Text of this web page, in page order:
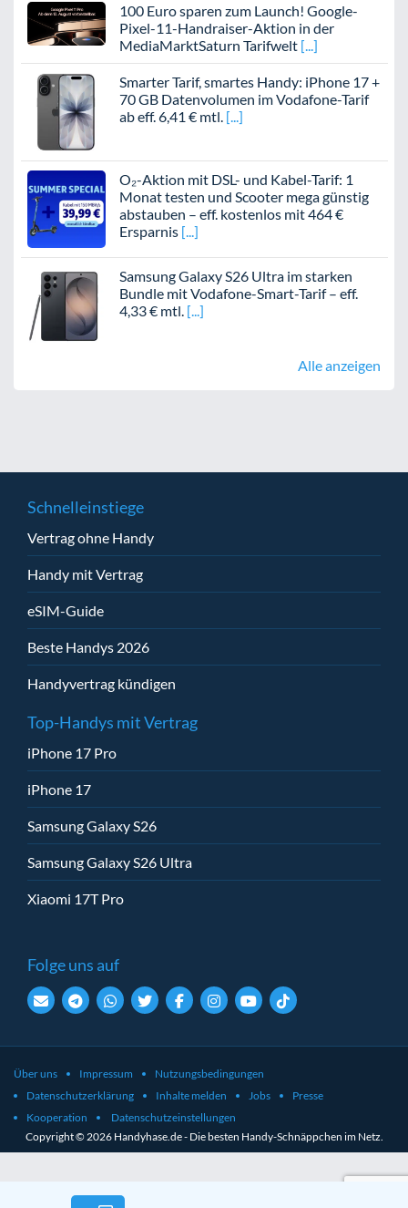
100 Euro sparen zum Launch! Google-
Pixel-11-Handraiser-Aktion in der
MediaMarktSaturn Tarifwelt
Smarter Tarif, smartes Handy: iPhone 17 +
70 GB Datenvolumen im Vodafone-Tarif
ab eff. 6,41 € mtl.
O₂-Aktion mit DSL- und Kabel-Tarif: 1
Monat testen und Scooter mega günstig
abstauben – eff. kostenlos mit 464 €
Ersparnis
Samsung Galaxy S26 Ultra im starken
Bundle mit Vodafone-Smart-Tarif – eff.
4,33 € mtl.
Alle anzeigen
Schnelleinstiege
Vertrag ohne Handy
Handy mit Vertrag
eSIM-Guide
Beste Handys 2026
Handyvertrag kündigen
Top-Handys mit Vertrag
iPhone 17 Pro
iPhone 17
Samsung Galaxy S26
Samsung Galaxy S26 Ultra
Xiaomi 17T Pro
Folge uns auf
Über uns Impressum
Nutzungsbedingungen
Datenschutzerklärung
Inhalte melden Jobs
Presse
Kooperation
Datenschutzeinstellungen
Copyright © 2026 Handyhase.de - Die besten Handy-Schnäppchen im Netz.